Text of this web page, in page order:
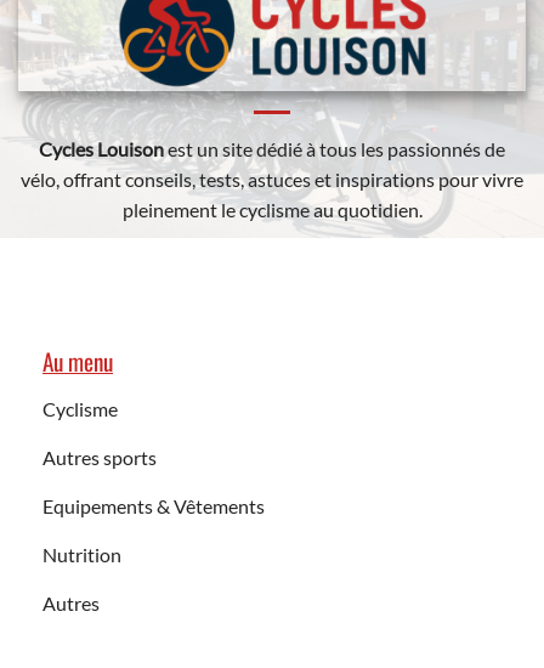
Cycles Louisonest un site dédié à tous les passionnés de
vélo, offrant conseils, tests, astuces et inspirations pour vivre
pleinement le cyclisme au quotidien.
Au menu
Cyclisme
Autres sports
Equipements & Vêtements
Nutrition
Autres